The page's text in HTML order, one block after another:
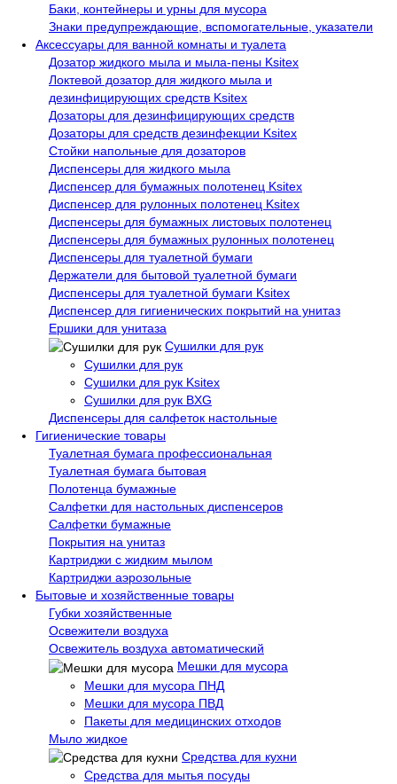
Баки, контейнеры и урны для мусора
Знаки предупреждающие, вспомогательные, указатели
Аксессуары для ванной комнаты и туалета
Дозатор жидкого мыла и мыла-пены Ksitex
Локтевой дозатор для жидкого мыла и
дезинфицирующих средств Ksitex
Дозаторы для дезинфицирующих средств
Дозаторы для средств дезинфекции Ksitex
Стойки напольные для дозаторов
Диспенсеры для жидкого мыла
Диспенсер для бумажных полотенец Ksitex
Диспенсер для рулонных полотенец Ksitex
Диспенсеры для бумажных листовых полотенец
Диспенсеры для бумажных рулонных полотенец
Диспенсеры для туалетной бумаги
Держатели для бытовой туалетной бумаги
Диспенсеры для туалетной бумаги Ksitex
Диспенсер для гигиенических покрытий на унитаз
Ершики для унитаза
Сушилки для рук
Сушилки для рук
Сушилки для рук Ksitex
Сушилки для рук BXG
Диспенсеры для салфеток настольные
Гигиенические товары
Туалетная бумага профессиональная
Туалетная бумага бытовая
Полотенца бумажные
Салфетки для настольных диспенсеров
Салфетки бумажные
Покрытия на унитаз
Картриджи с жидким мылом
Картриджи аэрозольные
Бытовые и хозяйственные товары
Губки хозяйственные
Освежители воздуха
Освежитель воздуха автоматический
Мешки для мусора
Мешки для мусора ПНД
Мешки для мусора ПВД
Пакеты для медицинских отходов
Мыло жидкое
Средства для кухни
Средства для мытья посуды